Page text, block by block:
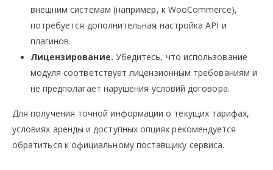
внешним системам (например, к WooCommerce),
потребуется дополнительная настройка API и
плагинов.
Лицензирование. Убедитесь, что использование
модуля соответствует лицензионным требованиям и
не предполагает нарушения условий договора.
Для получения точной информации о текущих тарифах,
условиях аренды и доступных опциях рекомендуется
обратиться к официальному поставщику сервиса.